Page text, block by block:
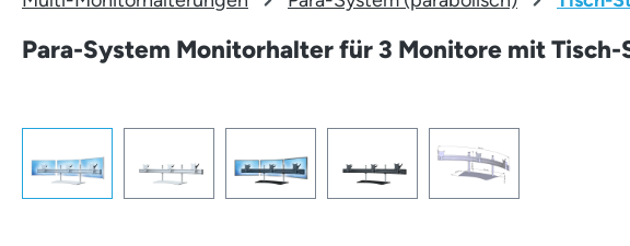
Para-System Monitorhalter für 3 Monitore mit